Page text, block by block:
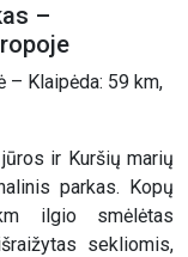
–
– Klaipėda: 59 km,
ir Kuršių marių
parkas. Kopų
ilgio smėlėtas
sekliomis,